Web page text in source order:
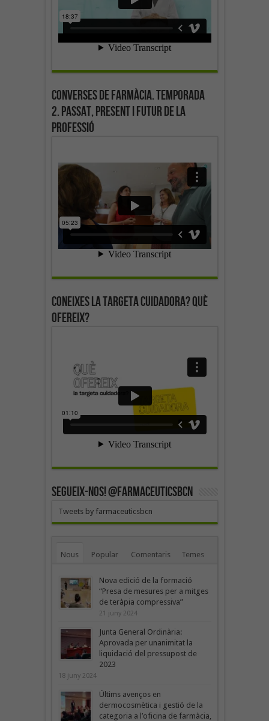
Converses de farmàcia. Temporada
2. Passat, present i futur de la
professió
Coneixes la targeta cuidadora? Què
ofereix?
SEGUEIX-NOS! @farmaceuticsbcn
Tweets by farmaceuticsbcn
Nous Popular Comentaris Temes
Nova edició de la formació
“Presa de mesures per a mitges
de teràpia compressiva”
21 juny 2024
Junta General Ordinària:
Aprovada per unanimitat la
liquidació del pressupost de
2023
18 juny 2024
Últims avenços en
dermocosmètica i gestió de la
categoria a l’oficina de farmàcia,